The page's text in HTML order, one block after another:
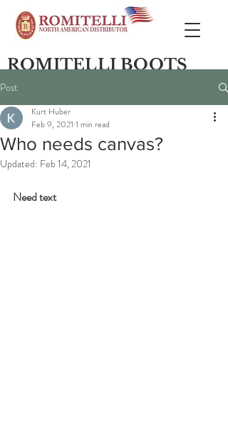
ROMITELLI BOOTS
Post
Who needs canvas?
Kurt Huber
Feb 9, 2021 1 min read
Updated: Feb 14, 2021
Need text